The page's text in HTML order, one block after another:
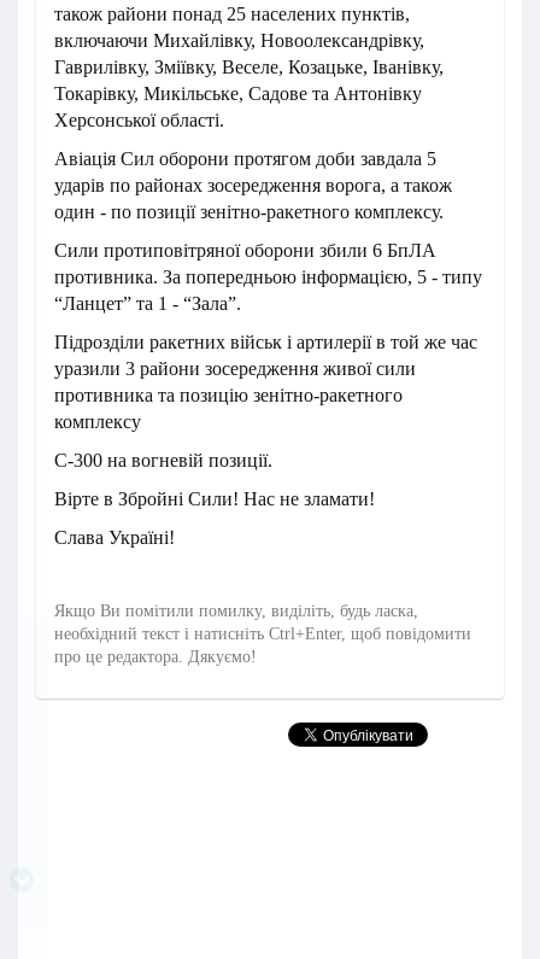
також райони понад 25 населених пунктів,
включаючи Михайлівку, Новоолександрівку,
Гаврилівку, Зміївку, Веселе, Козацьке, Іванівку,
Токарівку, Микільське, Садове та Антонівку
Херсонської області.
Авіація Сил оборони протягом доби завдала 5
ударів по районах зосередження ворога, а також
один - по позиції зенітно-ракетного комплексу.
Сили протиповітряної оборони збили 6 БпЛА
противника. За попередньою інформацією, 5 - типу
“Ланцет” та 1 - “Зала”.
Підрозділи ракетних військ і артилерії в той же час
уразили 3 райони зосередження живої сили
противника та позицію зенітно-ракетного
комплексу
С-300 на вогневій позиції.
Вірте в Збройні Сили! Нас не зламати!
Слава Україні!
Якщо Ви помітили помилку, виділіть, будь ласка,
необхідний текст і натисніть Ctrl+Enter, щоб повідомити
про це редактора. Дякуємо!